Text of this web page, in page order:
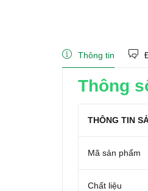
Thông tin
Thông
THÔNG TIN
Mã sản phẩm
Chất liệu